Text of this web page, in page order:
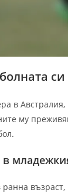
си
в
му